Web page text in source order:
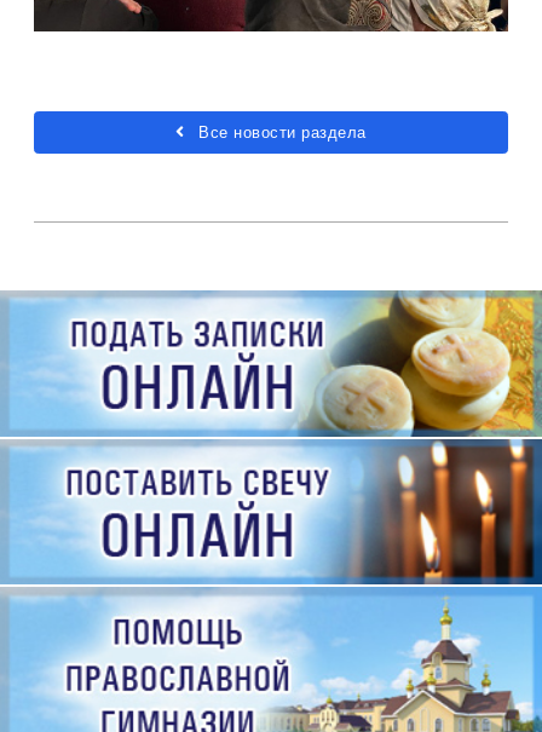
Все новости раздела